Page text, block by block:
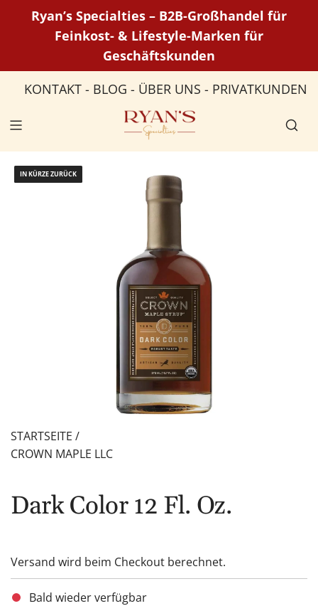
t
Ryan’s Specialties – B2B-Großhandel für
Feinkost- & Lifestyle-Marken für
Geschäftskunden
KONTAKT - BLOG - ÜBER UNS - PRIVATKUNDEN
IN KÜRZE ZURÜCK
STARTSEITE /
CROWN MAPLE LLC
Dark Color 12 Fl. Oz.
Versand wird beim Checkout berechnet.
Bald wieder verfügbar